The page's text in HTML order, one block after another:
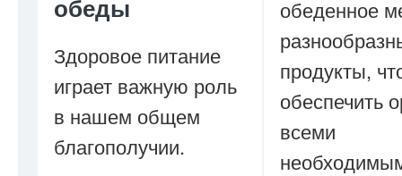
обеды
Здоровое питание
играет важную роль
в нашем общем
благополучии.
обеденное
продукты,
обеспечить
всеми